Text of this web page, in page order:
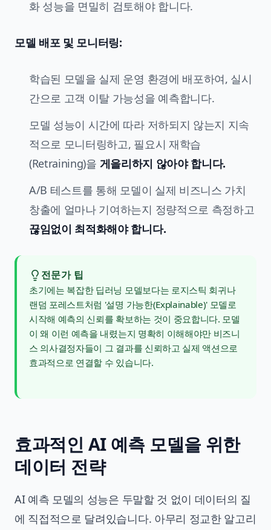
화 성능을 면밀히 검토해야 합니다.
모델 배포 및 모니터링:
학습된 모델을 실제 운영 환경에 배포하여, 실시
간으로 고객 이탈 가능성을 예측합니다.
모델 성능이 시간에 따라 저하되지 않는지 지속
적으로 모니터링하고, 필요시 재학습
(Retraining)을 게을리하지 않아야 합니다.
A/B 테스트를 통해 모델이 실제 비즈니스 가치
창출에 얼마나 기여하는지 정량적으로 측정하고
끊임없이 최적화해야 합니다.
전문가 팁
초기에는 복잡한 딥러닝 모델보다는 로지스틱 회귀나
랜덤 포레스트처럼 '설명 가능한(Explainable)' 모델로
시작해 예측의 신뢰를 확보하는 것이 중요합니다. 모델
이 왜 이런 예측을 내렸는지 명확히 이해해야만 비즈니
스 의사결정자들이 그 결과를 신뢰하고 실제 액션으로
효과적으로 연결할 수 있습니다.
효과적인 AI 예측 모델을 위한
데이터 전략
AI 예측 모델의 성능은 두말할 것 없이 데이터의 질
에 직접적으로 달려있습니다. 아무리 정교한 알고리